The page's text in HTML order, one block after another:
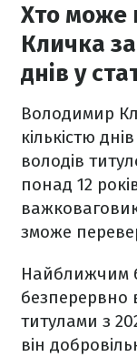
Хто може
Кличка
днів у
Володимир
кількістю
володів
понад 12
зможе
Найближчим
безперервно
титулами з
він